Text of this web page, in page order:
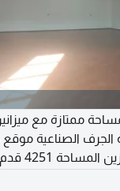
ممتازة مع
الجرف الصناعية
للأنشطة